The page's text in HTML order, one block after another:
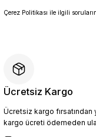
Çerez Politikası ile ilgili
Ücretsiz Kargo
Ücretsiz kargo fırsatından
kargo ücreti ödemeden